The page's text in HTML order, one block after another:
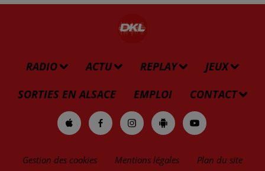
RADIO ACTU REPLAY
JEUX
SORTIES EN ALSACE
EMPLOI CONTACT
Gestion des cookies Mentions légales Plan du site